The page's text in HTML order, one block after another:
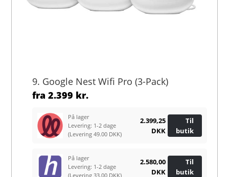
9. Google Nest Wifi Pro (3-Pack)
fra2.399 kr.
På lager
Levering: 1-2 dage
(Levering 49.00 DKK)
2.399,25
DKK
Til
butik
På lager
Levering: 1-2 dage
(Levering 33.00 DKK)
2.580,00
DKK
Til
butik